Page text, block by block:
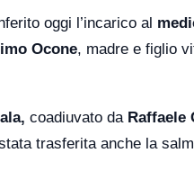
oggi l’incarico al
Ocone, madre e figlio
coadiuvato daRaffaele
trasferita anche la